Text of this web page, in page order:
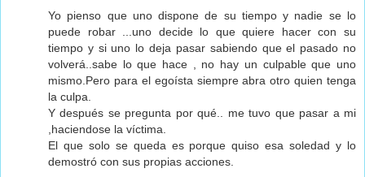
Yo pienso que uno dispone de su tiempo y nadie se lo
puede robar ...uno decide lo que quiere hacer con su
tiempo y si uno lo deja pasar sabiendo que el pasado no
volverá..sabe lo que hace , no hay un culpable que uno
mismo.Pero para el egoísta siempre abra otro quien tenga
la culpa.
Y después se pregunta por qué.. me tuvo que pasar a mi
,haciendose la víctima.
El que solo se queda es porque quiso esa soledad y lo
demostró con sus propias acciones.